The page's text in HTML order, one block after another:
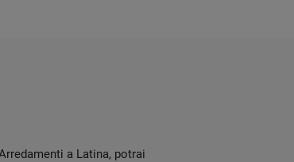
a Latina, potrai